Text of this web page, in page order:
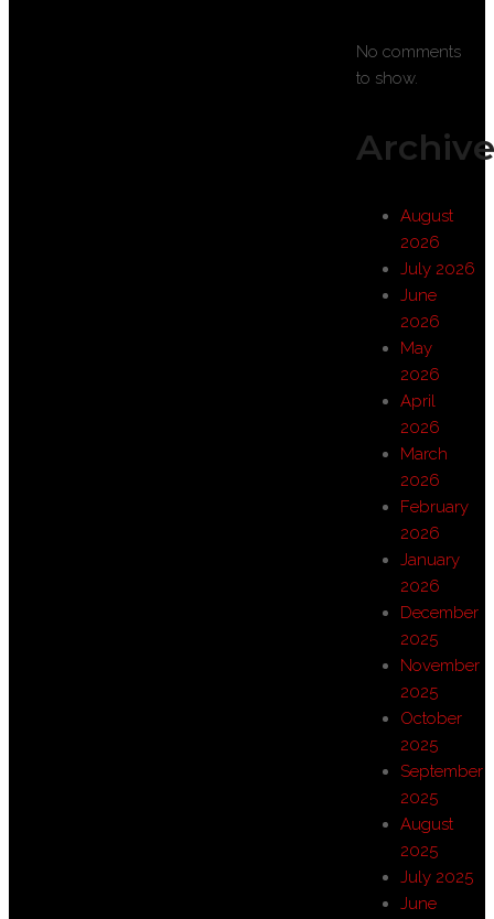
No comments
to show.
August
2026
July 2026
June
2026
May
2026
April
2026
March
2026
February
2026
January
2026
December
2025
November
2025
October
2025
September
2025
August
2025
July 2025
June